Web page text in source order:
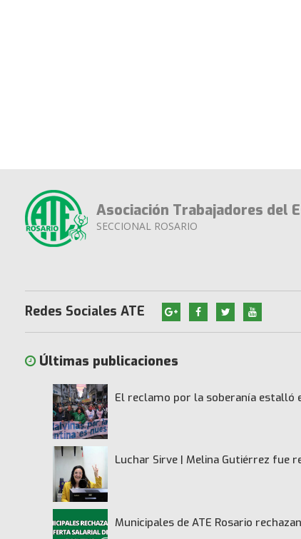
Asociación Trabajadores del
SECCIONAL ROSARIO
Redes Sociales ATE
Últimas publicaciones
El reclamo por la soberanía estalló
Luchar Sirve | Melina Gutiérrez fue
Municipales de ATE Rosario